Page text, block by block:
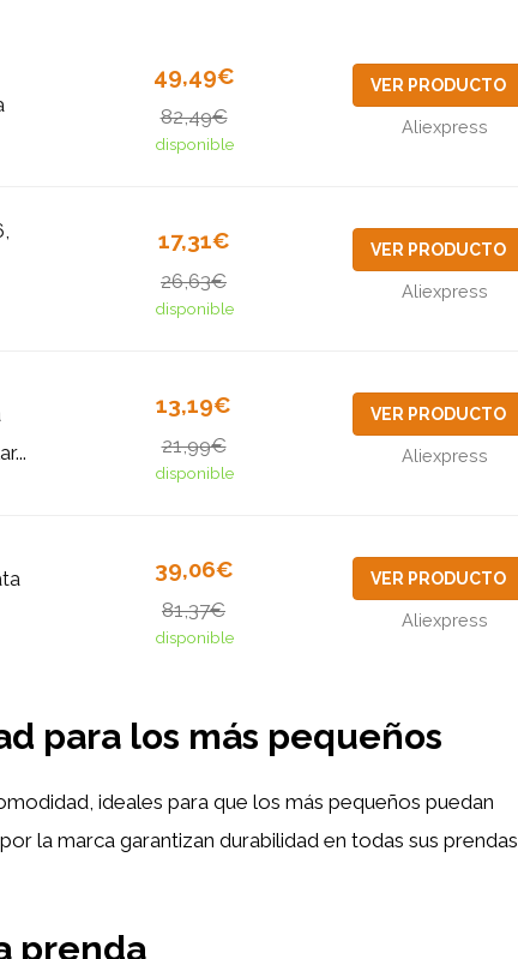
49,49€
82,49€
disponible
VER PRODUCTO
Aliexpress
17,31€
26,63€
disponible
VER PRODUCTO
Aliexpress
13,19€
21,99€
disponible
VER PRODUCTO
Aliexpress
39,06€
81,37€
disponible
VER PRODUCTO
Aliexpress
para los más pequeños
ideales para que los más pequeños puedan
la marca garantizan durabilidad en todas sus prendas,
prenda